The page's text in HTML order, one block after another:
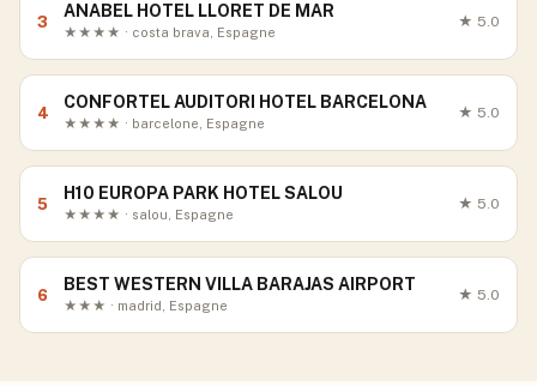
3
ANABEL HOTEL LLORET DE MAR
★★★★ · costa brava, Espagne
★ 5.0
4
CONFORTEL AUDITORI HOTEL BARCELONA
★★★★ · barcelone, Espagne
★ 5.0
5
H10 EUROPA PARK HOTEL SALOU
★★★★ · salou, Espagne
★ 5.0
6
BEST WESTERN VILLA BARAJAS AIRPORT
★★★ · madrid, Espagne
★ 5.0